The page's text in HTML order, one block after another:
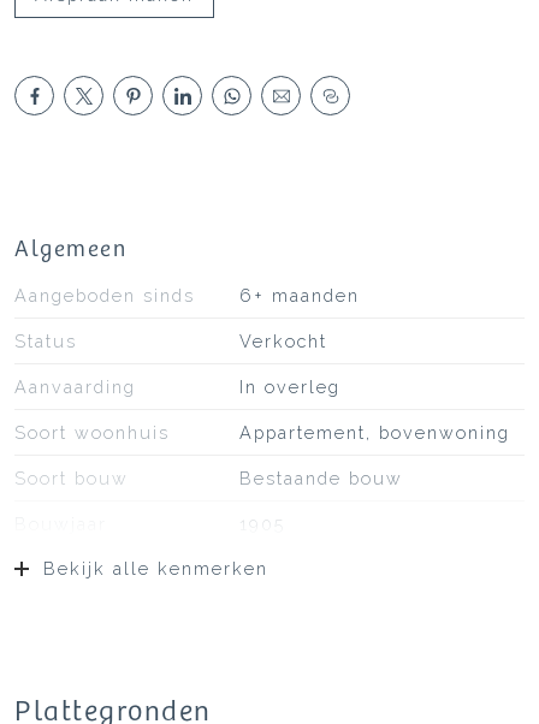
Algemeen
Aangeboden sinds 6+ maanden
Status Verkocht
Aanvaarding In overleg
Soort woonhuis Appartement, bovenwoning
Soort bouw Bestaande bouw
1905
Soort dak Bitumineuze dakbedekking
Bekijk alle kenmerken
Plattegronden